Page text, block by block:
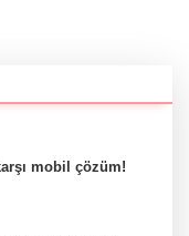
mobil çözüm!